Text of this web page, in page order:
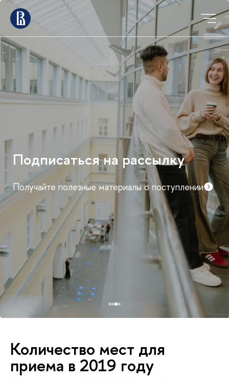
Мероприятия для
абитуриентов магистратуры
График дней открытых дверей и консультаций
факультетов
Количество мест для
приема в 2019 году